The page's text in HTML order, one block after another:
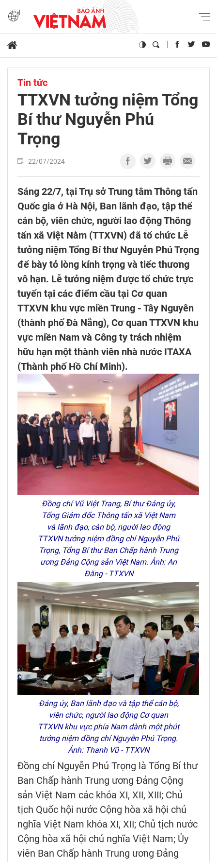
Tin tức
TTXVN tưởng niệm Tổng
Bí thư Nguyễn Phú
Trọng
22/07/2024
Sáng 22/7, tại Trụ sở Trung tâm Thông tấn
Quốc gia ở Hà Nội, Ban lãnh đạo, tập thể
cán bộ, viên chức, người lao động Thông
tấn xã Việt Nằm (TTXVN) đã tổ chức Lễ
tưởng niệm Tổng Bí thư Nguyễn Phú Trọng
để bày tỏ lòng kính trọng và tiếc thương
vô hạn. Lễ tưởng niệm được tổ chức trực
tuyến tại các điểm cầu tại Cơ quan
TTXVN khu vực miền Trung - Tây Nguyên
(thành phố Đà Nẵng), Cơ quan TTXVN khu
vực miền Nam và Công ty trách nhiệm
hữu hạn một thành viên nhà nước ITAXA
(Thành phố Hồ Chí Minh).
Đồng chí Vũ Việt Trang, Bí thư Đảng ủy,
Tổng Giám đốc Thông tấn xã Việt Nam
và lãnh đạo, cán bộ, người lao động
TTXVN tưởng niệm đồng chí Nguyễn Phú
Trọng, Tổng Bí thư Ban Chấp hành Trung
ương Đảng Cộng sản Việt Nam. Ảnh: An
Đăng - TTXVN
Đảng ủy, Ban lãnh đạo và tập thể cán bộ,
viên chức, người lao động Cơ quan
TTXVN khu vực phía Nam dành một phút
tưởng niệm đồng chí Nguyễn Phú Trọng.
Ảnh: Thanh Vũ - TTXVN
Đồng chí Nguyễn Phú Trọng là Tổng Bí thư
Ban Chấp hành Trung ương Đảng Cộng
sản Việt Nam các khóa XI, XII, XIII; Chủ
tịch Quốc hội nước Cộng hòa xã hội chủ
nghĩa Việt Nam khóa XI, XII; Chủ tịch nước
Cộng hòa xã hội chủ nghĩa Việt Nam; Ủy
viên Ban Chấp hành Trung ương Đảng